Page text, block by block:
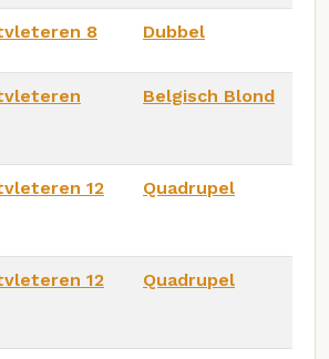
8 Dubbel
Belgisch Blond
12
Quadrupel
12
Quadrupel